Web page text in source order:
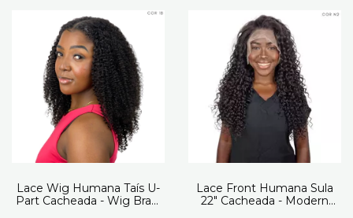
Lace Wig Humana Taís U-
Part Cacheada - Wig Brasil
Lace Front Humana Sula
22" Cacheada - Modern